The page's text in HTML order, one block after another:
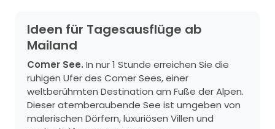
Ideen für Tagesausflüge ab
Mailand
Comer See. In nur 1 Stunde erreichen Sie die
ruhigen Ufer des Comer Sees, einer
weltberühmten Destination am Fuße der Alpen.
Dieser atemberaubende See ist umgeben von
malerischen Dörfern, luxuriösen Villen und